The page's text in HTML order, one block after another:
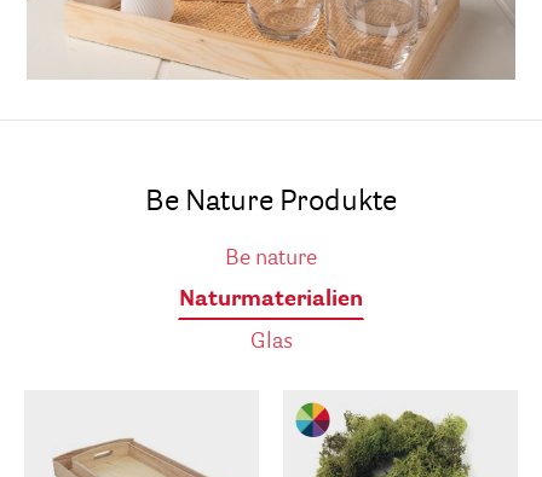
Be Nature Produkte
Be nature
Naturmaterialien
Glas